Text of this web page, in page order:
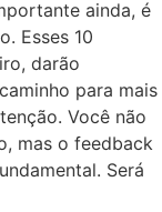
ainda, é
Esses 10
darão
para mais
Você não
mas o feedback
Será